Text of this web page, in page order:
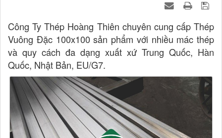
Công Ty Thép Hoàng Thiên chuyên cung cấp Thép
Vuông Đặc 100x100 sản phẩm với nhiều mác thép
và quy cách đa dạng xuất xứ Trung Quốc, Hàn
Quốc, Nhật Bản, EU/G7.